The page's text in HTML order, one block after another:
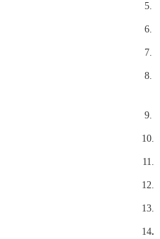
5.
6.
7.
8.
9.
10.
11.
12.
13.
14.